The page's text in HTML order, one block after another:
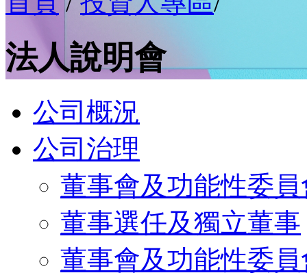
法人說明會
公司概況
公司治理
董事會及功能性委員
董事選任及獨立董事
董事會及功能性委